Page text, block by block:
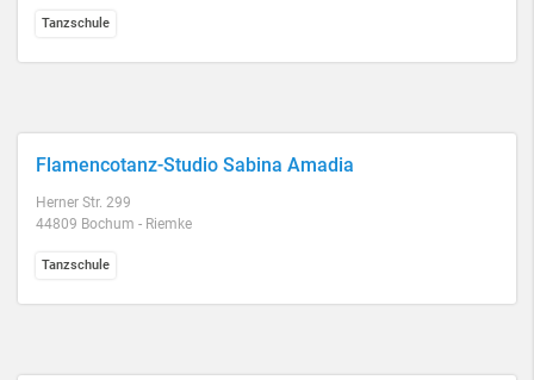
Tanzschule
Flamencotanz-Studio Sabina Amadia
Herner Str. 299
44809 Bochum - Riemke
Tanzschule